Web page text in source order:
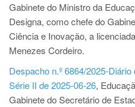
Gabinete do Ministro da
Designa, como chefe do
Ciência e Inovação, a
Menezes Cordeiro.
Despacho n.º 6864/2025-
Série II de 2025-06-26,
Gabinete do Secretário de